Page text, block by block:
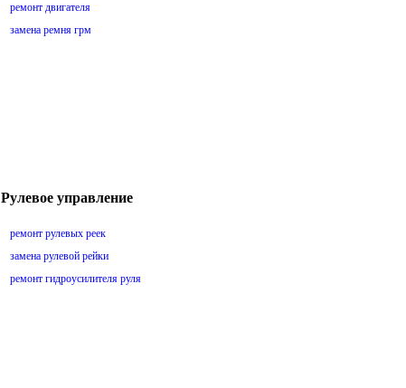
ремонт двигателя
замена ремня грм
Рулевое управление
ремонт рулевых реек
замена рулевой рейки
ремонт гидроусилителя руля